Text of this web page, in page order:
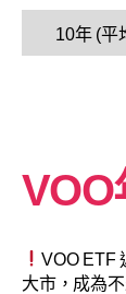
10年 (平
VOO
VOO ETF
大市，成為